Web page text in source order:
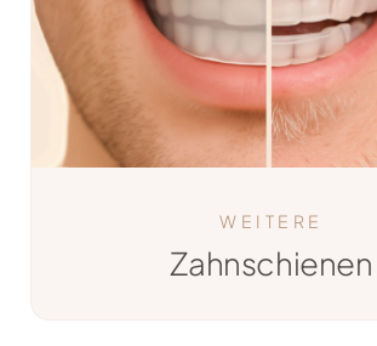
WEITERE
Zahnschienen